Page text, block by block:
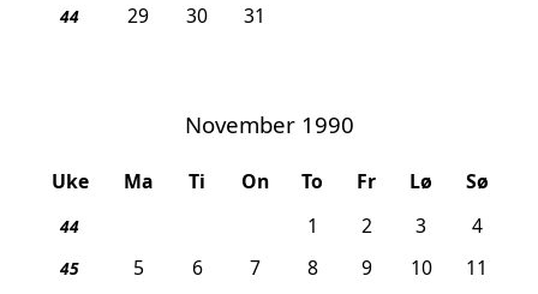
44 29 30 31
November 1990
Uke Ma Ti On To Fr Lø Sø
44 1 2 3 4
45 5 6 7 8 9 10 11